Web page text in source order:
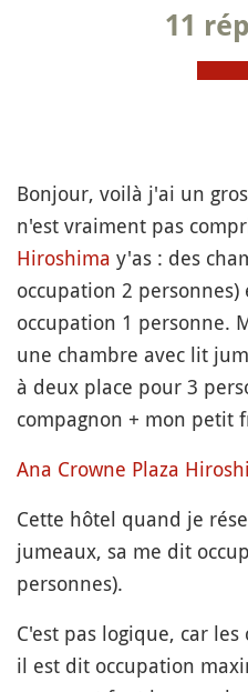
11
Bonjour, voilà j'ai un
n'est vraiment pas
Hiroshima y'as : des
occupation 2
occupation 1 personne.
une chambre avec lit
à deux place pour 3
compagnon + mon petit
Ana Crowne Plaza
Cette hôtel quand je
jumeaux, sa me dit
personnes).
C'est pas logique, car
il est dit occupation